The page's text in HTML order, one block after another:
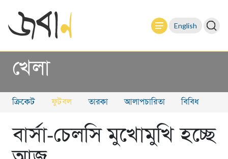
English
খেলা
ক্রিকেট ফুটবল তারকা আলাপচারিতা বিবিধ
বার্সা-চেলসি মুখোমুখি হচ্ছে